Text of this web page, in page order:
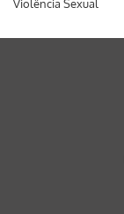
Violência Sexual